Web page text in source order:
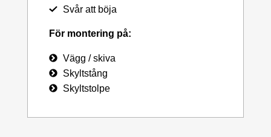
Svår att böja
För montering på:
Vägg / skiva
Skyltstång
Skyltstolpe